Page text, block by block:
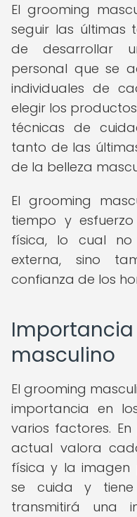
El grooming
seguir las últimas
de desarrollar
personal que se
individuales de
elegir los
técnicas de
tanto de las
de la belleza
El grooming
tiempo y
física, lo cual
externa, sino
confianza de los
masculino
El grooming
importancia en
varios factores.
actual valora
física y la imagen
se cuida y
transmitirá una